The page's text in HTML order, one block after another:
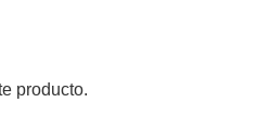
producto.